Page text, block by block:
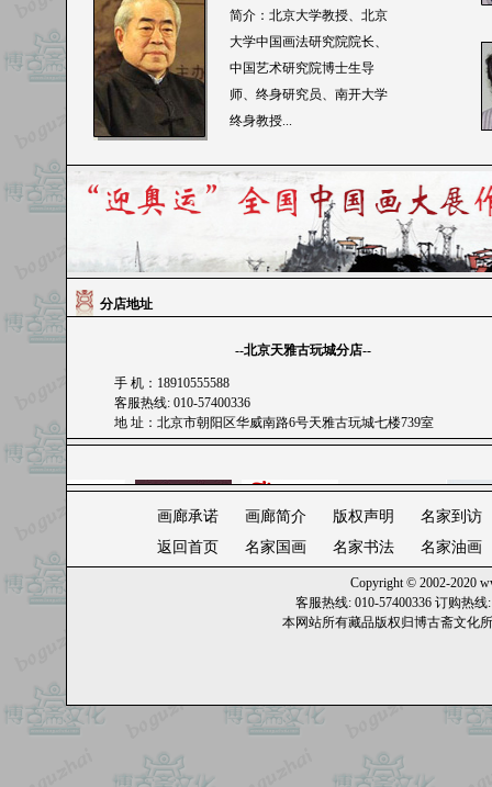
简介：北京大学教授、北京
大学中国画法研究院院长、
中国艺术研究院博士生导
师、终身研究员、南开大学
终身教授...
分店地址
--北京天雅古玩城分店--
手 机：18910555588
客服热线: 010-57400336
地 址：北京市朝阳区华威南路6号天雅古玩城七楼739室
画廊承诺 画廊简介 版权声明
名家到访
返回首页
名家国画 名家书法 名家油画
Copyright © 2002-2020
客服热线: 010-57400336 订购热
本网站所有藏品版权归博古斋文化